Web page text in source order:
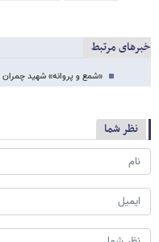
خبرهای مرتبط
«شمع و پروانه» شهید چمران
نظر شما